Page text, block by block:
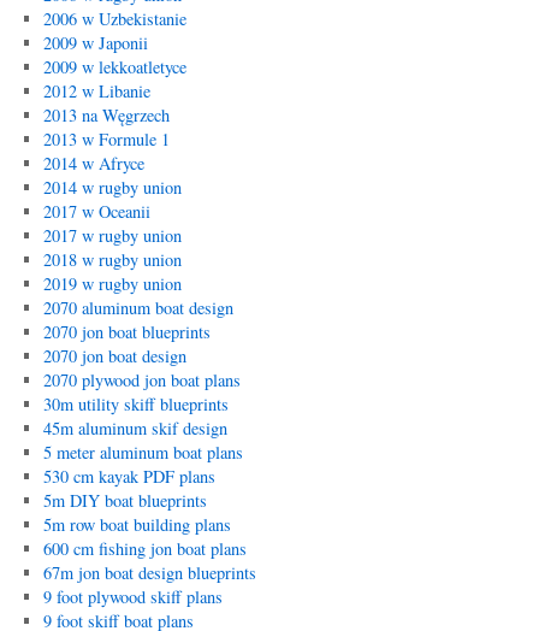
2006 w Uzbekistanie
2009 w Japonii
2009 w lekkoatletyce
2012 w Libanie
2013 na Węgrzech
2013 w Formule 1
2014 w Afryce
2014 w rugby union
2017 w Oceanii
2017 w rugby union
2018 w rugby union
2019 w rugby union
2070 aluminum boat design
2070 jon boat blueprints
2070 jon boat design
2070 plywood jon boat plans
30m utility skiff blueprints
45m aluminum skif design
5 meter aluminum boat plans
530 cm kayak PDF plans
5m DIY boat blueprints
5m row boat building plans
600 cm fishing jon boat plans
67m jon boat design blueprints
9 foot plywood skiff plans
9 foot skiff boat plans